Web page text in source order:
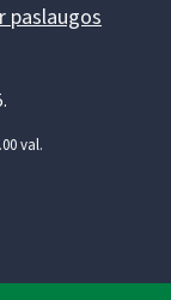
paslaugos
val.